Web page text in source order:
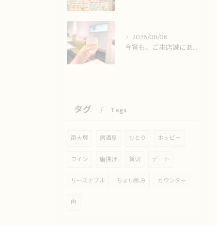
2026/08/06
今宵も、ご来店誠にありがとうございました🙏
タグ Tags
南大塚 居酒屋 ひとり ホッピー
ワイン 唐揚げ 貸切 デート
リーズナブル ちょい飲み カウンター
肉